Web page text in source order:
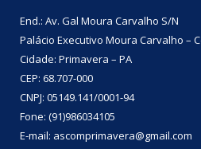
End.: Av. Gal Moura Carvalho S/N
Palácio Executivo Moura Carvalho –
Cidade: Primavera – PA
CEP: 68.707-000
CNPJ: 05149.141/0001-94
Fone: (91)986034105
E-mail: ascomprimavera@gmail.com